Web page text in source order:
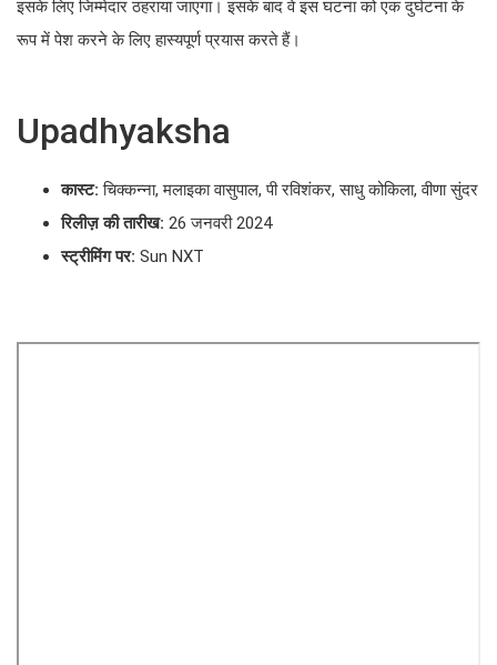
इसके लिए जिम्मेदार ठहराया जाएगा। इसके बाद वे इस घटना को एक दुर्घटना के
रूप में पेश करने के लिए हास्यपूर्ण प्रयास करते हैं।
Upadhyaksha
कास्ट:चिक्कन्ना, मलाइका वासुपाल, पी रविशंकर, साधु कोकिला, वीणा सुंदर
रिलीज़ की तारीख: 26 जनवरी 2024
स्ट्रीमिंग पर: Sun NXT